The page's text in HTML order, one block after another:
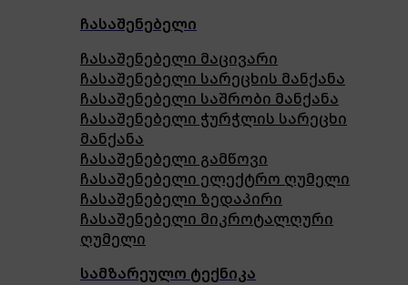
ჩასაშენებელი
ჩასაშენებელი მაცივარი
ჩასაშენებელი სარეცხის მანქანა
ჩასაშენებელი საშრობი მანქანა
ჩასაშენებელი ჭურჭლის სარეცხი
მანქანა
ჩასაშენებელი გამწოვი
ჩასაშენებელი ელექტრო ღუმელი
ჩასაშენებელი ზედაპირი
ჩასაშენებელი მიკროტალღური
ღუმელი
სამზარეულო ტექნიკა